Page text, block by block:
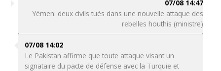
07/08 14:47
Yémen: deux civils tués dans une nouvelle attaque des
rebelles houthis (ministre)
07/08 14:02
Le Pakistan affirme que toute attaque visant un
signataire du pacte de défense avec la Turquie et